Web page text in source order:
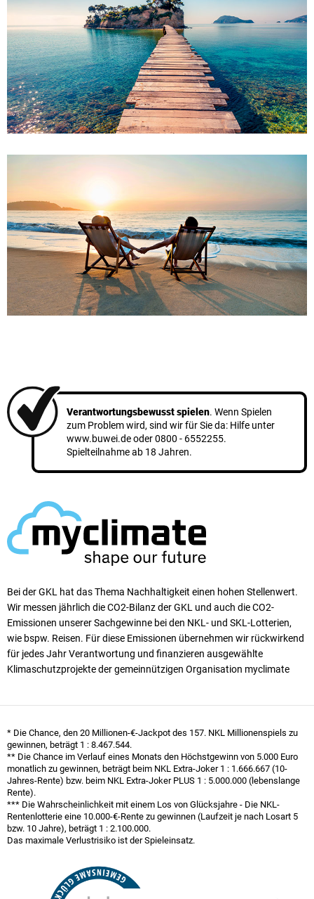
Verantwortungsbewusst spielen. Wenn Spielen
zum Problem wird, sind wir für Sie da: Hilfe unter
www.buwei.deoder0800 - 6552255.
Spielteilnahme ab 18 Jahren.
Bei der GKL hat das Thema Nachhaltigkeit einen ho­hen Stellen­wert.
Wir messen jährlich die CO2-Bilanz der GKL und auch die CO2-
Emissionen unserer Sach­ge­winne bei den NKL- und SKL-Lotterien,
wie bspw. Reisen. Für diese Emissionen übernehmen wir rück­wirkend
für jedes Jahr Verantwortung und finanzieren ausgewählte
Klimaschutzprojekte der gemeinnützigen Organisation myclimate
* Die Chance, den 20 Millionen-€-Jackpot des 157. NKL Millionen­spiels zu
gewinnen, beträgt 1 : 8.467.544.
** Die Chance im Verlauf eines Monats den Höchst­gewinn von 5.000 Euro
monatlich zu gewinnen, beträgt beim NKL Extra-Joker 1 : 1.666.667 (10-
Jahres-Rente) bzw. beim NKL Extra-Joker PLUS 1 : 5.000.000 (lebenslange
Rente).
*** Die Wahrscheinlichkeit mit einem Los von Glücksjahre - Die NKL-
Rentenlotterie eine 10.000-€-Rente zu gewinnen (Laufzeit je nach Losart 5
bzw. 10 Jahre), beträgt 1 : 2.100.000.
Das maximale Verlustrisiko ist der Spieleinsatz.